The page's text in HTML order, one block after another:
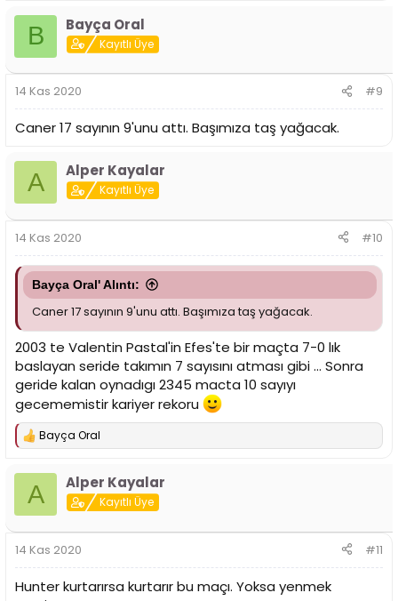
B Bayça Oral
Kayıtlı Üye
14 Kas 2020 #9
Caner 17 sayının 9'unu attı. Başımıza taş yağacak.
A Alper Kayalar
Kayıtlı Üye
14 Kas 2020 #10
Bayça Oral' Alıntı:
Caner 17 sayının 9'unu attı. Başımıza taş yağacak.
2003 te Valentin Pastal'in Efes'te bir maçta 7-0 lık
baslayan seride takımın 7 sayısını atması gibi ... Sonra
geride kalan oynadıgı 2345 macta 10 sayıyı
gecememistir kariyer rekoru
T
p
l
:
Bayça Oral
A Alper Kayalar
Kayıtlı Üye
14 Kas 2020 #11
Hunter kurtarırsa kurtarır bu maçı. Yoksa yenmek